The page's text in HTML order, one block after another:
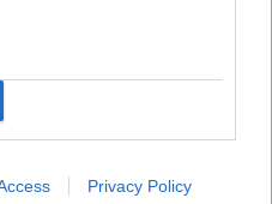
Privacy Policy
járattal 140 új